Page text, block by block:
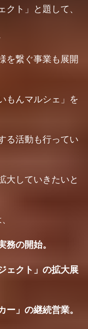
クト」と題して、
を繋ぐ事業も展開
もんマルシェ」を
る活動も行ってい
大していきたいと
務の開始。
ェクト」の拡大展
ー」の継続営業。